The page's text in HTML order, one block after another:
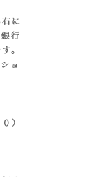
に
行
。
ョ
）